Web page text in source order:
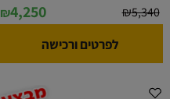
₪5,340
₪4,250
לפרטים ורכישה